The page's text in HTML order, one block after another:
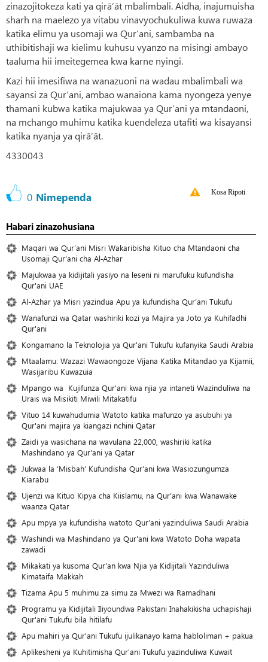
zinazojitokeza kati ya qirā’āt mbalimbali. Aidha, inajumuisha
sharh na maelezo ya vitabu vinavyochukuliwa kuwa ruwaza
katika elimu ya usomaji wa Qur’ani, sambamba na
uthibitishaji wa kielimu kuhusu vyanzo na misingi ambayo
taaluma hii imeitegemea kwa karne nyingi.
Kazi hii imesifiwa na wanazuoni na wadau mbalimbali wa
sayansi za Qur’ani, ambao wanaiona kama nyongeza yenye
thamani kubwa katika majukwaa ya Qur’ani ya mtandaoni,
na mchango muhimu katika kuendeleza utafiti wa kisayansi
katika nyanja ya qirā’āt.
4330043
0 Nimependa Kosa Ripoti
Habari zinazohusiana
Maqari wa Qur’ani Misri Wakaribisha Kituo cha Mtandaoni cha
Usomaji Qur’ani cha Al‑Azhar
Majukwaa ya kidijitali yasiyo na leseni ni marufuku kufundisha
Qur'ani UAE
Al-Azhar ya Misri yazindua Apu ya kufundisha Qur’ani Tukufu
Wanafunzi wa Qatar washiriki kozi ya Majira ya Joto ya Kuhifadhi
Qur'ani
Kongamano la Teknolojia ya Qur'ani Tukufu kufanyika Saudi Arabia
Mtaalamu: Wazazi Wawaongoze Vijana Katika Mitandao ya Kijamii,
Wasijaribu Kuwazuia
Mpango wa Kujifunza Qur'ani kwa njia ya intaneti Wazinduliwa na
Urais wa Misikiti Miwili Mitakatifu
Vituo 14 kuwahudumia Watoto katika mafunzo ya asubuhi ya
Qur'ani majira ya kiangazi nchini Qatar
Zaidi ya wasichana na wavulana 22,000, washiriki katika
Mashindano ya Qur'ani ya Qatar
Jukwaa la ‘Misbah’ Kufundisha Qur’ani kwa Wasiozungumza
Kiarabu
Ujenzi wa Kituo Kipya cha Kiislamu, na Qur’ani kwa Wanawake
waanza Qatar
Apu mpya ya kufundisha watoto Qur’ani yazinduliwa Saudi Arabia
Washindi wa Mashindano ya Qur'ani kwa Watoto Doha wapata
zawadi
Mikakati ya kusoma Qur'an kwa Njia ya Kidijitali Yazinduliwa
Kimataifa Makkah
Tizama Apu 5 muhimu za simu za Mwezi wa Ramadhani
Programu ya Kidijitali Iliyoundwa Pakistani Inahakikisha uchapishaji
Qur'ani Tukufu bila hitilafu
Apu mahiri ya Qur'ani Tukufu ijulikanayo kama habloliman + pakua
Aplikesheni ya Kuhitimisha Qur'ani Tukufu yazinduliwa Kuwait